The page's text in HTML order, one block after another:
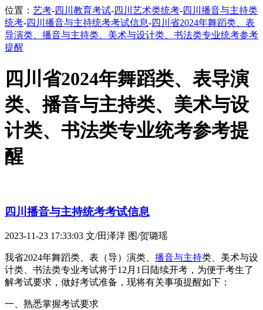
位置： 艺考-四川教育考试-四川艺术类统考-四川播音与主持类
统考-四川播音与主持统考考试信息-四川省2024年舞蹈类、表
导演类、播音与主持类、美术与设计类、书法类专业统考参考
提醒
四川省2024年舞蹈类、表导演
类、播音与主持类、美术与设
计类、书法类专业统考参考提
醒
四川播音与主持统考考试信息
2023-11-23 17:33:03 文/田泽洋 图/贺璐瑶
我省2024年舞蹈类、表（导）演类、 播音与主持类、美术与设
计类、书法类专业考试将于12月1日陆续开考，为便于考生了
解考试要求，做好考试准备，现将有关事项提醒如下：
一、熟悉掌握考试要求